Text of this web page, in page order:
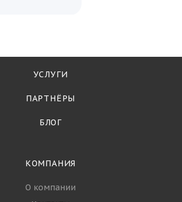
УСЛУГИ
ПАРТНЁРЫ
БЛОГ
КОМПАНИЯ
О компании